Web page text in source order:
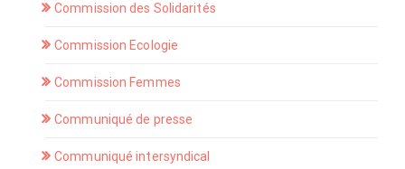
Commission des Solidarités
Commission Ecologie
Commission Femmes
Communiqué de presse
Communiqué intersyndical